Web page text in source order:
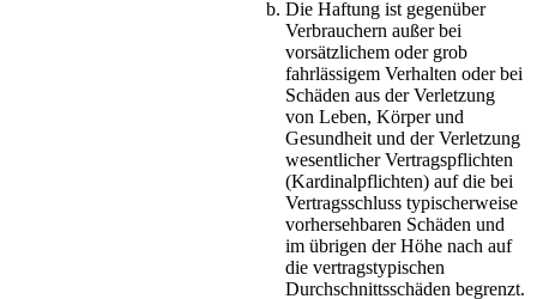
Die Haftung ist gegenüber
Verbrauchern außer bei
vorsätzlichem oder grob
fahrlässigem Verhalten oder bei
Schäden aus der Verletzung
von Leben, Körper und
Gesundheit und der Verletzung
wesentlicher Vertragspflichten
(Kardinalpflichten) auf die bei
Vertragsschluss typischerweise
vorhersehbaren Schäden und
im übrigen der Höhe nach auf
die vertragstypischen
Durchschnittsschäden begrenzt.